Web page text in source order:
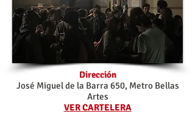
Dirección
José Miguel de la Barra 650, Metro Bellas
Artes
VER CARTELERA